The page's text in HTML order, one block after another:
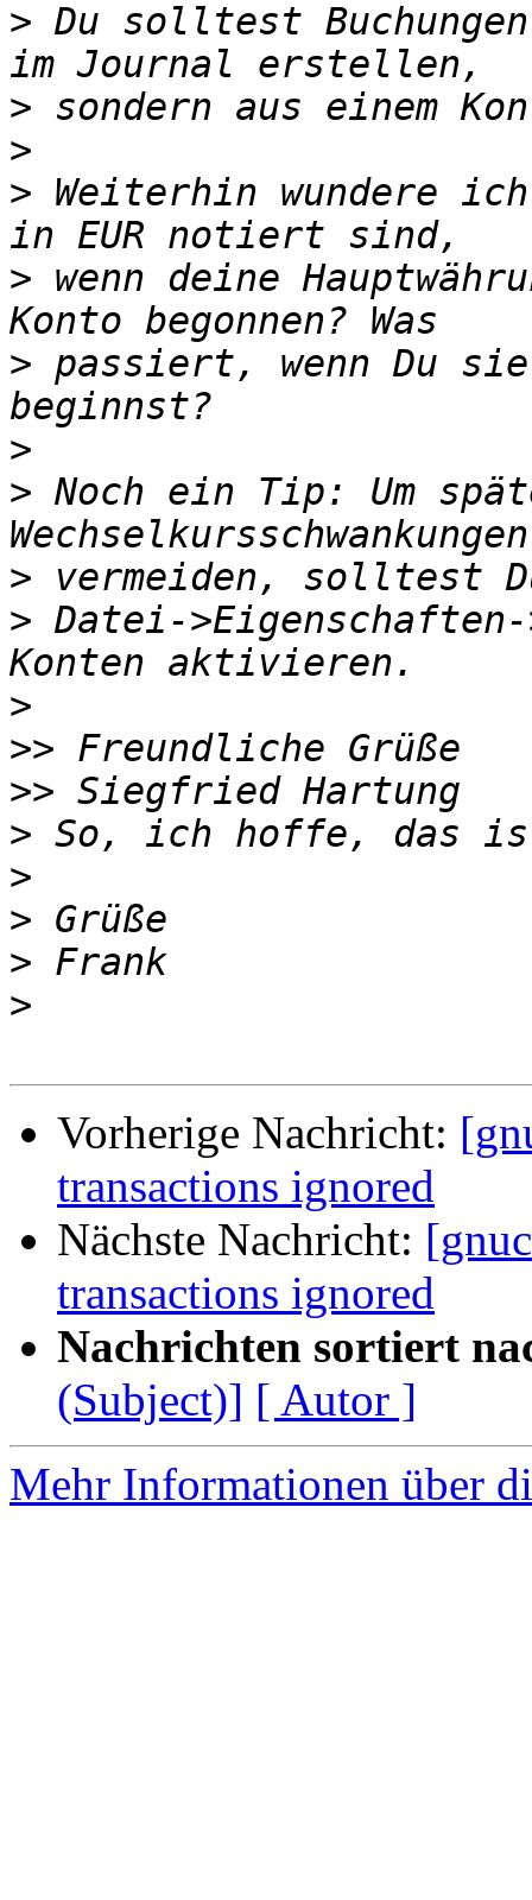
> Du solltest
>
>
> Weiterhin wundere
> wenn deine
> passiert, wenn Du sie
>
> Noch ein Tip: Um
>
> Datei->Eigenschaften-
>
>>
>>
>
>
>
>
>
Vorherige Nachricht:
transactions ignored
Nächste Nachricht:
transactions ignored
Nachrichten sortiert
(Subject)] [ Autor ]
Mehr Informationen über